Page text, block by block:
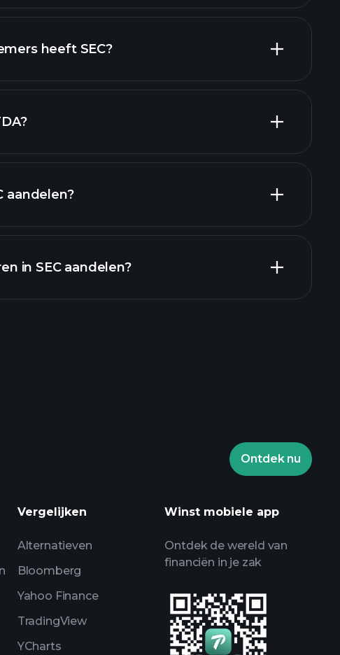
hoog-dividend
heeft SEC?
financiële
aandelen?
in SEC aandelen?
Ontdek nu
Vergelijken
Alternatieven
Bloomberg
Yahoo Finance
TradingView
YCharts
Winst mobiele app
Ontdek de wereld van
financiën in je zak